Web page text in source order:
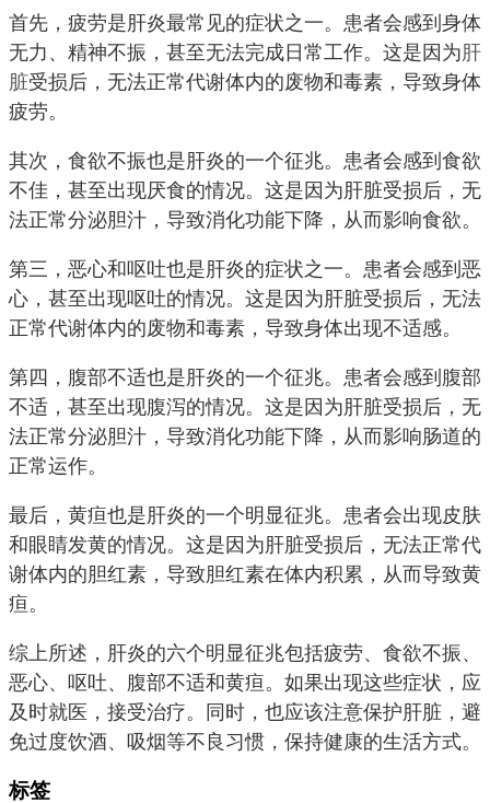
首先，疲劳是肝炎最常见的症状之一。患者会感到身体
无力、精神不振，甚至无法完成日常工作。这是因为肝
脏受损后，无法正常代谢体内的废物和毒素，导致身体
疲劳。
其次，食欲不振也是肝炎的一个征兆。患者会感到食欲
不佳，甚至出现厌食的情况。这是因为肝脏受损后，无
法正常分泌胆汁，导致消化功能下降，从而影响食欲。
第三，恶心和呕吐也是肝炎的症状之一。患者会感到恶
心，甚至出现呕吐的情况。这是因为肝脏受损后，无法
正常代谢体内的废物和毒素，导致身体出现不适感。
第四，腹部不适也是肝炎的一个征兆。患者会感到腹部
不适，甚至出现腹泻的情况。这是因为肝脏受损后，无
法正常分泌胆汁，导致消化功能下降，从而影响肠道的
正常运作。
最后，黄疸也是肝炎的一个明显征兆。患者会出现皮肤
和眼睛发黄的情况。这是因为肝脏受损后，无法正常代
谢体内的胆红素，导致胆红素在体内积累，从而导致黄
疸。
综上所述，肝炎的六个明显征兆包括疲劳、食欲不振、
恶心、呕吐、腹部不适和黄疸。如果出现这些症状，应
及时就医，接受治疗。同时，也应该注意保护肝脏，避
免过度饮酒、吸烟等不良习惯，保持健康的生活方式。
标签